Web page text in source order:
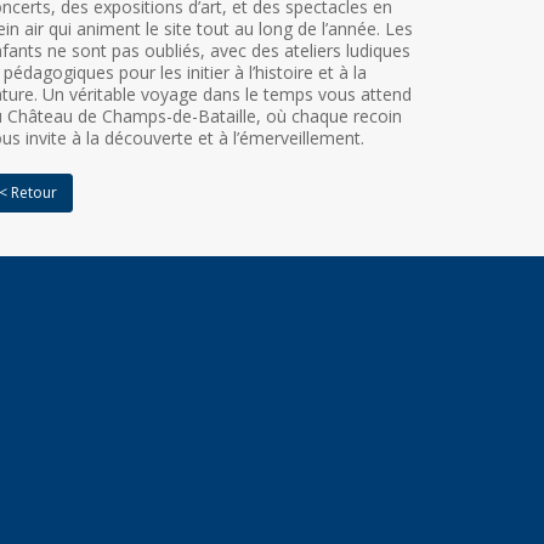
des expositions d’art, et des spectacles en
air qui animent le site tout au long de l’année. Les
ne sont pas oubliés, avec des ateliers ludiques
pour les initier à l’histoire et à la
Un véritable voyage dans le temps vous attend
Château de Champs-de-Bataille, où chaque recoin
invite à la découverte et à l’émerveillement.
< Retour